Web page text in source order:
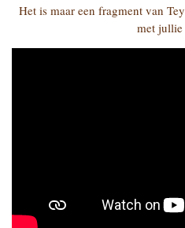
Het is maar een fragment van
met jullie